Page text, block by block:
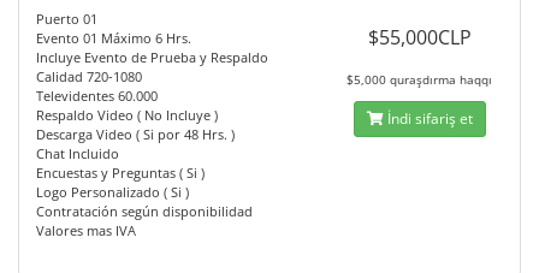
Puerto 01
Evento 01 Máximo 6 Hrs.
Incluye Evento de Prueba y Respaldo
Calidad 720-1080
Televidentes 60.000
Respaldo Video ( No Incluye )
Descarga Video ( Si por 48 Hrs. )
Chat Incluido
Encuestas y Preguntas ( Si )
Logo Personalizado ( Si )
Contratación según disponibilidad
Valores mas IVA
$55,000CLP
$5,000 quraşdırma haqqı
İndi sifariş et